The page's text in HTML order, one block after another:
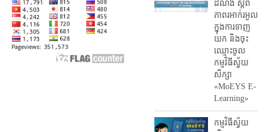
ដំណឹង ស្តី​ពី
ភាព​រអាក់រអួល​
ក្នុងការ​ទាញ​
យក និង​ចុះ​
ឈ្មោះ​ចូល​
កម្មវិធី​ស្វ័យ
សិក្សា
«MoEYS E-
Learning»
កម្មវិធីស្វ័យ